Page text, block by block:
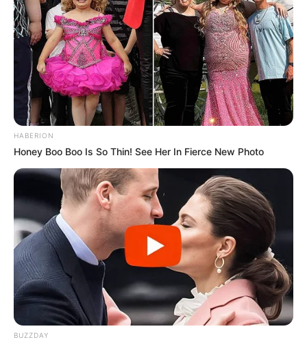
HABERION
Honey Boo Boo Is So Thin! See Her In Fierce New Photo
BUZZDAY